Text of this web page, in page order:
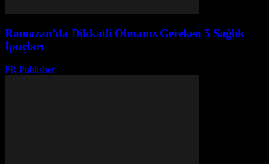
Ramazan’da Dikkatli Olmanız Gereken 5 Sağlık
İpuçları
PR Publisher-